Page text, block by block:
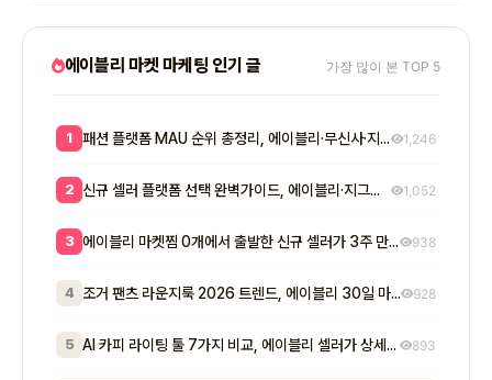
에이블리 마켓 마케팅 인기 글 가장 많이 본 TOP 5
1 패션 플랫폼 MAU 순위 총정리, 에이블리·무신사·지그재그 셀러 입점 전략 8단계 1,246
2 신규 셀러 플랫폼 선택 완벽가이드, 에이블리·지그재그·무신사 매출 비교와 7단계 공식 1,052
3 에이블리 마켓찜 0개에서 출발한 신규 셀러가 3주 만에 200개 넘긴 방법 - 초기 마켓찜이 매출에 실제로 미치는 영향 938
4 조거 팬츠 라운지룩 2026 트렌드, 에이블리 30일 마켓찜 1,400개 만든 7단계 928
5 AI 카피 라이팅 툴 7가지 비교, 에이블리 셀러가 상세페이지 전환율 2배 만든 실전 공식 893